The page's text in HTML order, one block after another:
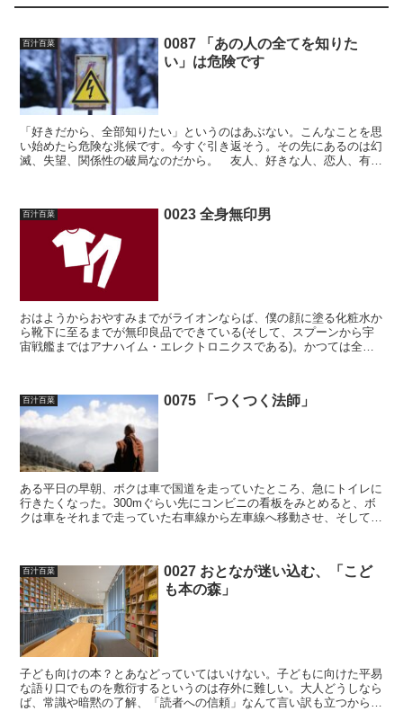
百汁百菜
0087 「あの人の全てを知りた
い」は危険です
「好きだから、全部知りたい」というのはあぶない。こんなことを思
い始めたら危険な兆候です。今すぐ引き返そう。その先にあるのは幻
滅、失望、関係性の破局なのだから。 友人、好きな人、恋人、有名
百汁百菜 0023 全身無印男
おはようからおやすみまでがライオンならば、僕の顔に塗る化粧水か
ら靴下に至るまでが無印良品でできている(そして、スプーンから宇
宙戦艦まではアナハイム・エレクトロニクスである)。かつては全身
百汁百菜 0075 「つくつく法師」
ある平日の早朝、ボクは車で国道を走っていたところ、急にトイレに
行きたくなった。300mぐらい先にコンビニの看板をみとめると、ボ
クは車をそれまで走っていた右車線から左車線へ移動させ、そして道
百汁百菜
0027 おとなが迷い込む、「こど
も本の森」
子ども向けの本？とあなどっていてはいけない。子どもに向けた平易
な語り口でものを敷衍するというのは存外に難しい。大人どうしなら
ば、常識や暗黙の了解、「読者への信頼」なんて言い訳も立つから、